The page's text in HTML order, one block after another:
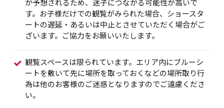
が予想されるため、迷子につながる可能性が高いで
す。お子様だけでの観覧がみられた場合、ショースタ
ートの遅延・あるいは中止とさせていただく場合がご
ざいます。ご協力をお願いいたします。
観覧スペースは限られています。エリア内にブルーシ
ートを敷いて先に場所を取っておくなどの場所取り行
為は他のお客様のご迷惑となりますのでご遠慮くださ
い。